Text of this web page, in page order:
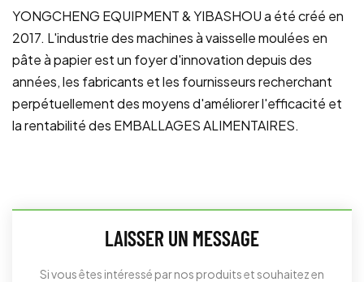
YONGCHENG EQUIPMENT & YIBASHOU a été créé en
2017. L'industrie des machines à vaisselle moulées en
pâte à papier est un foyer d'innovation depuis des
années, les fabricants et les fournisseurs recherchant
perpétuellement des moyens d'améliorer l'efficacité et
la rentabilité des EMBALLAGES ALIMENTAIRES.
LAISSER UN MESSAGE
Si vous êtes intéressé par nos produits et souhaitez en